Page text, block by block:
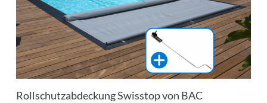
Rollschutzabdeckung Swisstop von BAC